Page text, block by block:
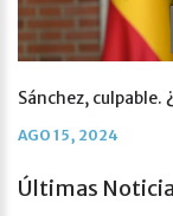
Sánchez, culpable.
AGO 15, 2024
Últimas